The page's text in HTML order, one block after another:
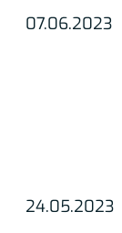
07.06.2023
24.05.2023